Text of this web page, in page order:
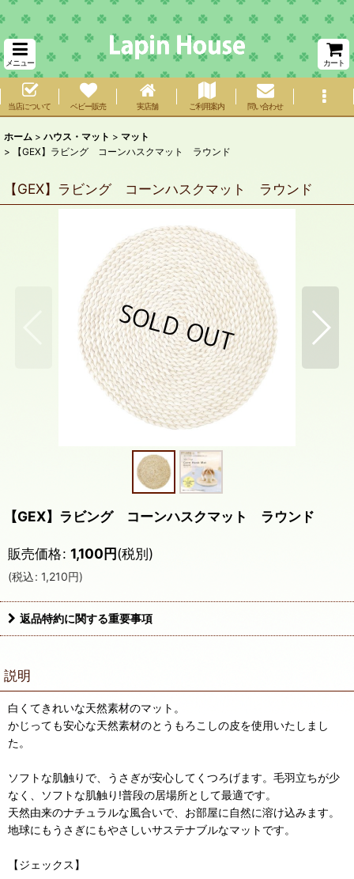
メニュー カート
当店について ベビー販売 実店舗 ご利用案内 問い合わせ
ホーム > ハウス・マット > マット
>
【GEX】ラビング コーンハスクマット ラウンド
【GEX】ラビング コーンハスクマット ラウンド
【GEX】ラビング コーンハスクマット ラウンド
販売価格: 1,100円(税別)
(税込: 1,210円)
返品特約に関する重要事項
説明
白くてきれいな天然素材のマット。
かじっても安心な天然素材のとうもろこしの皮を使用いたしまし
た。
ソフトな肌触りで、うさぎが安心してくつろげます。毛羽立ちが少
なく、ソフトな肌触り!普段の居場所として最適です。
天然由来のナチュラルな風合いで、お部屋に自然に溶け込みます。
地球にもうさぎにもやさしいサステナブルなマットです。
【ジェックス】